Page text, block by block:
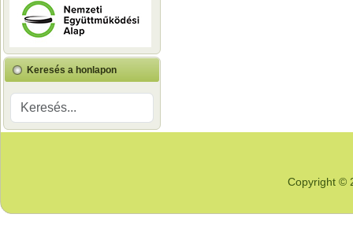
Keresés a honlapon
Copyright ©